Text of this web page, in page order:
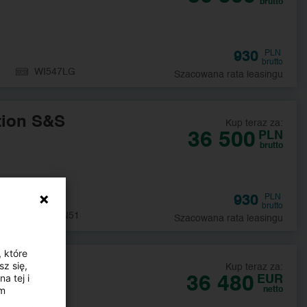
brutto
930
PLN
brutto
Szacowana rata leasingu
WI547LG
Kup teraz za:
36 500 PLN
brutto
930
PLN
brutto
Szacowana rata leasingu
S&S
DW4PN51
Kup teraz za:
36 480 EUR
netto
które
się,
tej i